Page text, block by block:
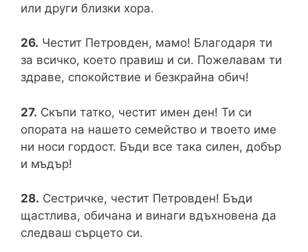
или други близки хора.
26. Честит Петровден, мамо! Благодаря ти
за всичко, което правиш и си. Пожелавам ти
здраве, спокойствие и безкрайна обич!
27. Скъпи татко, честит имен ден! Ти си
опората на нашето семейство и твоето име
ни носи гордост. Бъди все така силен, добър
и мъдър!
28. Сестричке, честит Петровден! Бъди
щастлива, обичана и винаги вдъхновена да
следваш сърцето си.